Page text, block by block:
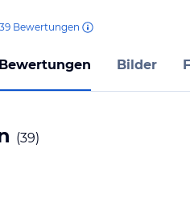
39 Bewertungen
Bewertungen Bilder
(39)